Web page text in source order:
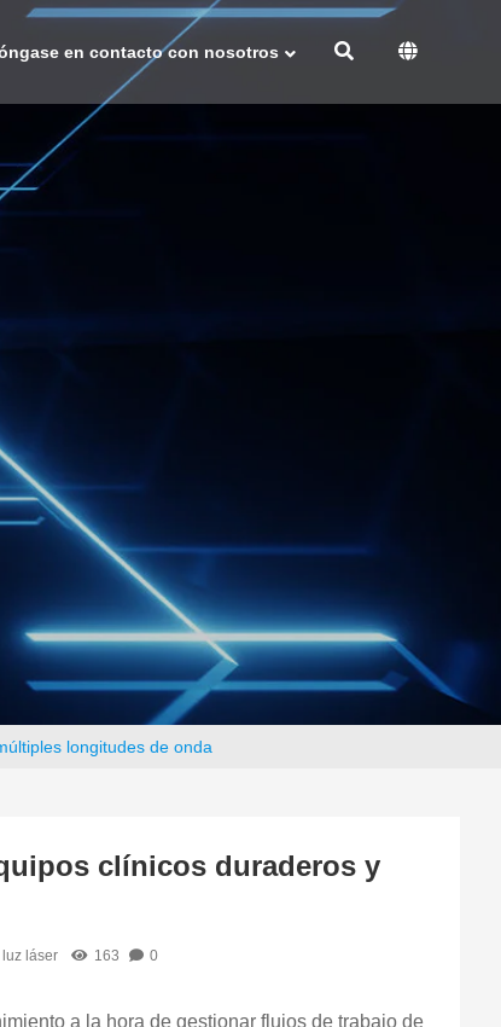
en contacto con nosotros
longitudes de onda
clínicos duraderos y
láser 163 0
a la hora de gestionar flujos de trabajo de